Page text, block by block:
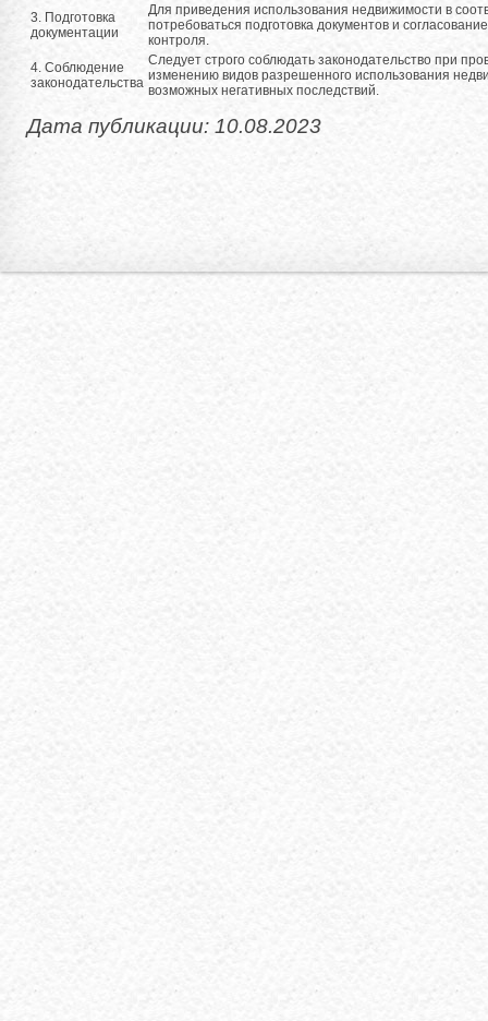
3. Подготовка
документации
Для приведения использования недвижимости в
потребоваться подготовка документов и
контроля.
4. Соблюдение
законодательства
Следует строго соблюдать законодательство при
изменению видов разрешенного использования
возможных негативных последствий.
Дата публикации: 10.08.2023